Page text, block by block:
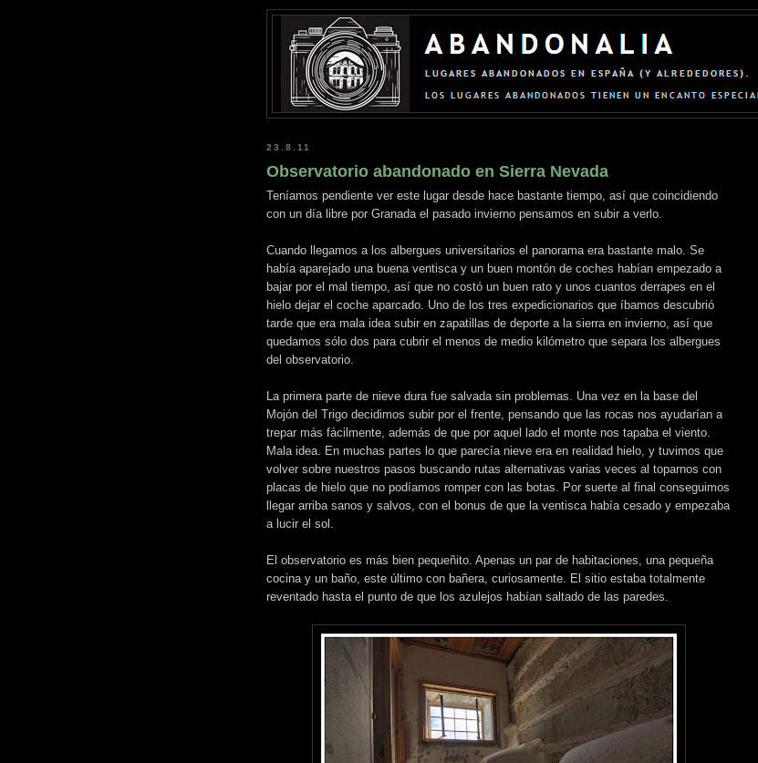
23.8.11
Observatorio abandonado en Sierra Nevada
Teníamos pendiente ver este lugar desde hace bastante tiempo, así que coincidiendo
con un día libre por Granada el pasado invierno pensamos en subir a verlo.
Cuando llegamos a los albergues universitarios el panorama era bastante malo. Se
había aparejado una buena ventisca y un buen montón de coches habían empezado a
bajar por el mal tiempo, así que no costó un buen rato y unos cuantos derrapes en el
hielo dejar el coche aparcado. Uno de los tres expedicionarios que íbamos descubrió
tarde que era mala idea subir en zapatillas de deporte a la sierra en invierno, así que
quedamos sólo dos para cubrir el menos de medio kilómetro que separa los albergues
del observatorio.
La primera parte de nieve dura fue salvada sin problemas. Una vez en la base del
Mojón del Trigo decidimos subir por el frente, pensando que las rocas nos ayudarían a
trepar más fácilmente, además de que por aquel lado el monte nos tapaba el viento.
Mala idea. En muchas partes lo que parecía nieve era en realidad hielo, y tuvimos que
volver sobre nuestros pasos buscando rutas alternativas varias veces al toparnos con
placas de hielo que no podíamos romper con las botas. Por suerte al final conseguimos
llegar arriba sanos y salvos, con el bonus de que la ventisca había cesado y empezaba
a lucir el sol.
El observatorio es más bien pequeñito. Apenas un par de habitaciones, una pequeña
cocina y un baño, este último con bañera, curiosamente. El sitio estaba totalmente
reventado hasta el punto de que los azulejos habían saltado de las paredes.